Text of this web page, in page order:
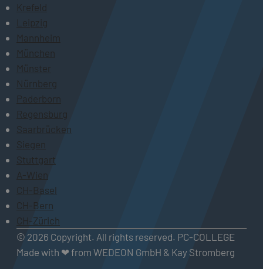
Krefeld
Leipzig
Mannheim
München
Münster
Nürnberg
Paderborn
Regensburg
Saarbrücken
Siegen
Stuttgart
A-Wien
CH-Basel
CH-Bern
CH-Zürich
© 2026 Copyright. All rights reserved. PC-COLLEGE
Made with ❤ from WEDEON GmbH & Kay Stromberg